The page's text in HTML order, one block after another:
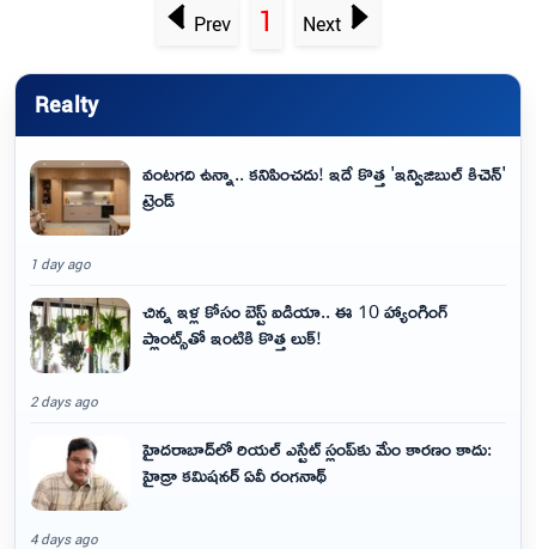
Prev 1 Next
Realty
వంటగది ఉన్నా.. కనిపించదు! ఇదే కొత్త 'ఇన్విజిబుల్ కిచెన్'
ట్రెండ్
1 day ago
చిన్న ఇళ్ల కోసం బెస్ట్ ఐడియా.. ఈ 10 హ్యాంగింగ్
ప్లాంట్స్‌తో ఇంటికి కొత్త లుక్!
2 days ago
హైదరాబాద్‌లో రియల్ ఎస్టేట్ స్లంప్‌కు మేం కారణం కాదు:
హైడ్రా కమిషనర్ ఏవీ రంగనాథ్
4 days ago